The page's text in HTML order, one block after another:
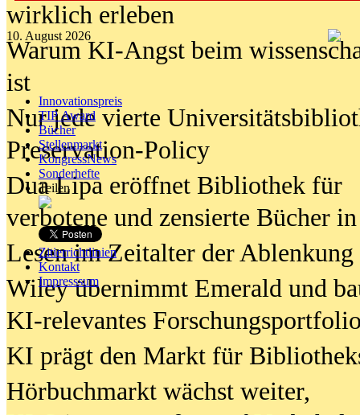
10. August 2026
Innovationspreis
TIP Award
Bücher
Stellenmarkt
KongressNews
Sonderhefte
Teilen
Zitierrichtlinien
Kontakt
Impresssum
wirklich erleben
Warum KI-Angst beim
ist
Nur jede vierte
Preservation-Policy
Dua Lipa eröffnet Bibliothek für
verbotene und zensierte Bücher
Lesen im Zeitalter der Ablenkung
Wiley übernimmt Emerald und
KI-relevantes
KI prägt den Markt für
Hörbuchmarkt wächst weiter,